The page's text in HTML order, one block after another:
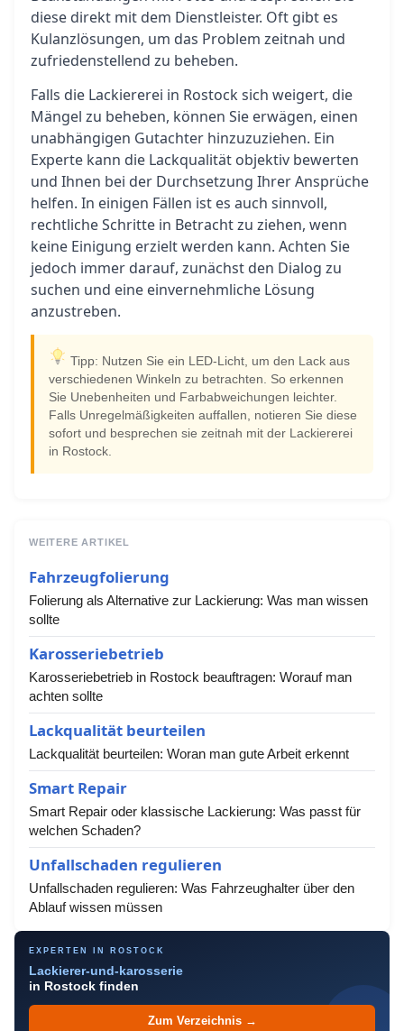
diese direkt mit dem Dienstleister. Oft gibt es
Kulanzlösungen, um das Problem zeitnah und
zufriedenstellend zu beheben.
Falls die Lackiererei in Rostock sich weigert, die
Mängel zu beheben, können Sie erwägen, einen
unabhängigen Gutachter hinzuzuziehen. Ein
Experte kann die Lackqualität objektiv bewerten
und Ihnen bei der Durchsetzung Ihrer Ansprüche
helfen. In einigen Fällen ist es auch sinnvoll,
rechtliche Schritte in Betracht zu ziehen, wenn
keine Einigung erzielt werden kann. Achten Sie
jedoch immer darauf, zunächst den Dialog zu
suchen und eine einvernehmliche Lösung
anzustreben.
Tipp: Nutzen Sie ein LED-Licht, um den Lack aus
verschiedenen Winkeln zu betrachten. So erkennen
Sie Unebenheiten und Farbabweichungen leichter.
Falls Unregelmäßigkeiten auffallen, notieren Sie diese
sofort und besprechen sie zeitnah mit der Lackiererei
in Rostock.
WEITERE ARTIKEL
Fahrzeugfolierung
Folierung als Alternative zur Lackierung: Was man wissen
sollte
Karosseriebetrieb
Karosseriebetrieb in Rostock beauftragen: Worauf man
achten sollte
Lackqualität beurteilen
Lackqualität beurteilen: Woran man gute Arbeit erkennt
Smart Repair
Smart Repair oder klassische Lackierung: Was passt für
welchen Schaden?
Unfallschaden regulieren
Unfallschaden regulieren: Was Fahrzeughalter über den
Ablauf wissen müssen
EXPERTEN IN ROSTOCK
Lackierer-und-karosserie
in Rostock finden
Zum Verzeichnis →